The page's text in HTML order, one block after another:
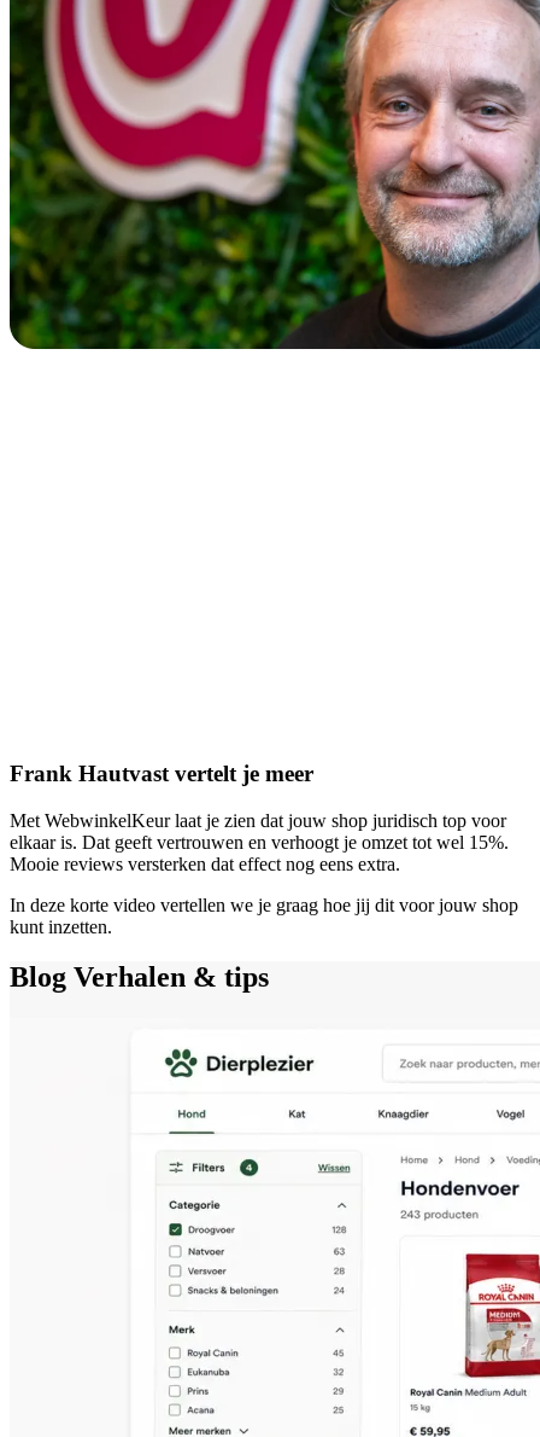
Frank Hautvast vertelt je meer
Met WebwinkelKeur laat je zien dat jouw shop juridisch top voor
elkaar is. Dat geeft vertrouwen en verhoogt je omzet tot wel 15%.
Mooie reviews versterken dat effect nog eens extra.
In deze korte video vertellen we je graag hoe jij dit voor jouw shop
kunt inzetten.
Blog Verhalen & tips